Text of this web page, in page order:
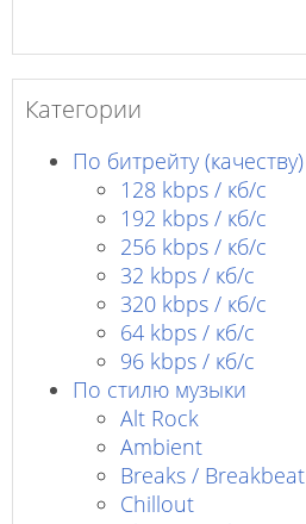
Категории
По битрейту (качеству)
128 kbps / кб/c
192 kbps / кб/c
256 kbps / кб/с
32 kbps / кб/c
320 kbps / кб/с
64 kbps / кб/c
96 kbps / кб/c
По стилю музыки
Alt Rock
Ambient
Breaks / Breakbeat
Chillout